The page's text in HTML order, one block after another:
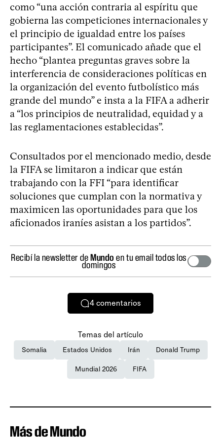
como “una acción contraria al espíritu que
gobierna las competiciones internacionales y
el principio de igualdad entre los países
participantes”. El comunicado añade que el
hecho “plantea preguntas graves sobre la
interferencia de consideraciones políticas en
la organización del evento futbolístico más
grande del mundo” e insta a la FIFA a adherir
a “los principios de neutralidad, equidad y a
las reglamentaciones establecidas”.
Consultados por el mencionado medio, desde
la FIFA se limitaron a indicar que están
trabajando con la FFI “para identificar
soluciones que cumplan con la normativa y
maximicen las oportunidades para que los
aficionados iraníes asistan a los partidos”.
Recibí la newsletter deMundo en tu email todos los
domingos
4 comentarios
Temas del artículo
Somalia Estados Unidos Irán Donald Trump
Mundial 2026 FIFA
Más de Mundo